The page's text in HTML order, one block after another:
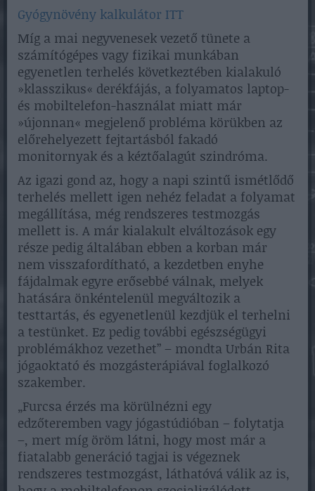
Gyógynövény kalkulátor ITT
Míg a mai negyvenesek vezető tünete a
számítógépes vagy fizikai munkában
egyenetlen terhelés következtében kialakuló
»klasszikus« derékfájás, a folyamatos laptop-
és mobiltelefon-használat miatt már
»újonnan« megjelenő probléma körükben az
előrehelyezett fejtartásból fakadó
monitornyak és a kéztőalagút szindróma.
Az igazi gond az, hogy a napi szintű ismétlődő
terhelés mellett igen nehéz feladat a folyamat
megállítása, még rendszeres testmozgás
mellett is. A már kialakult elváltozások egy
része pedig általában ebben a korban már
nem visszafordítható, a kezdetben enyhe
fájdalmak egyre erősebbé válnak, melyek
hatására önkéntelenül megváltozik a
testtartás, és egyenetlenül kezdjük el terhelni
a testünket. Ez pedig további egészségügyi
problémákhoz vezethet” – mondta Urbán Rita
jógaoktató és mozgásterápiával foglalkozó
szakember.
„Furcsa érzés ma körülnézni egy
edzőteremben vagy jógastúdióban – folytatja
–, mert míg öröm látni, hogy most már a
fiatalabb generáció tagjai is végeznek
rendszeres testmozgást, láthatóvá válik az is,